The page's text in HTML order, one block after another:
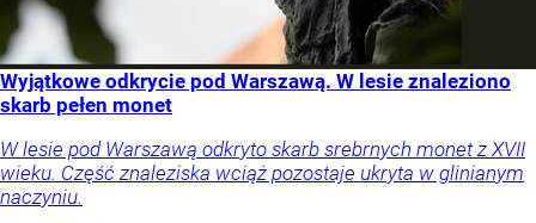
Wyjątkowe odkrycie pod Warszawą. W lesie znaleziono
skarb pełen monet
W lesie pod Warszawą odkryto skarb srebrnych monet z XVII
wieku. Część znaleziska wciąż pozostaje ukryta w glinianym
naczyniu.